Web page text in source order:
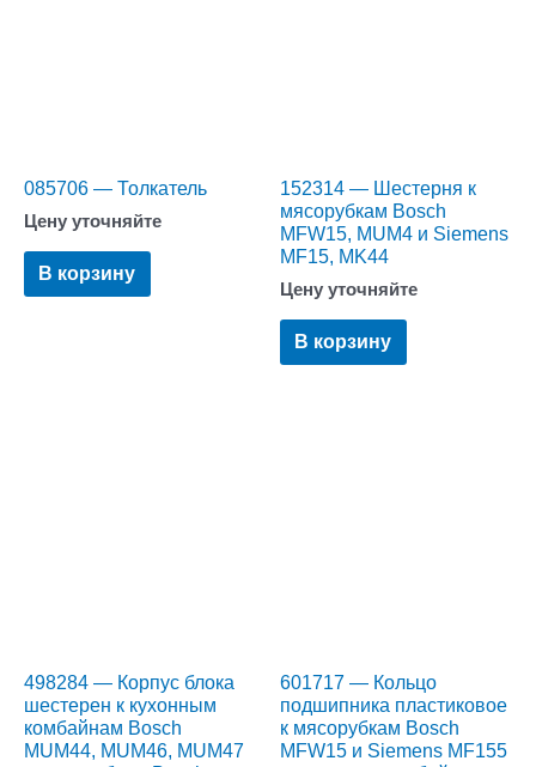
085706 — Толкатель
Цену уточняйте
В корзину
152314 — Шестерня к
мясорубкам Bosch
MFW15, MUM4 и Siemens
MF15, MK44
Цену уточняйте
В корзину
498284 — Корпус блока
шестерен к кухонным
комбайнам Bosch
MUM44, MUM46, MUM47
601717 — Кольцо
подшипника пластиковое
к мясорубкам Bosch
MFW15 и Siemens MF155